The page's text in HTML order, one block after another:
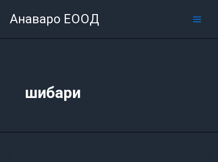
Анаваро ЕООД
шибари